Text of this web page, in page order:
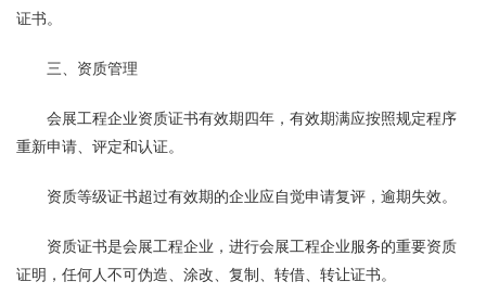
证书。
三、资质管理
会展工程企业资质证书有效期四年，有效期满应按照规定程序
重新申请、评定和认证。
资质等级证书超过有效期的企业应自觉申请复评，逾期失效。
资质证书是会展工程企业，进行会展工程企业服务的重要资质
证明，任何人不可伪造、涂改、复制、转借、转让证书。